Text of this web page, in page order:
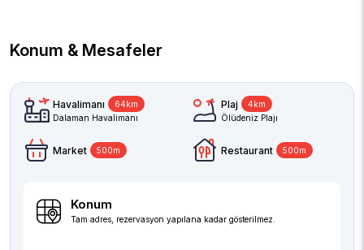
Konum & Mesafeler
Havalimanı
64km
Dalaman Havalimanı
Plaj
4km
Ölüdeniz Plajı
Market 500m Restaurant 500m
Konum
Tam adres, rezervasyon yapılana kadar gösterilmez.